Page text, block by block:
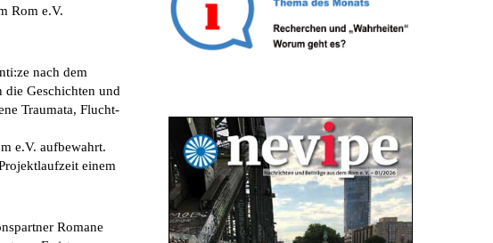
Rom e.V.
nach dem
Geschichten und
Traumata, Flucht-
e.V. aufbewahrt.
einem
Romane